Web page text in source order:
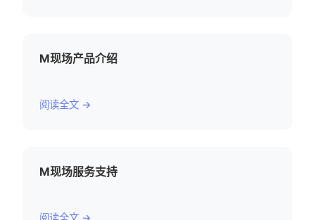
M现场产品介绍
阅读全文 →
M现场服务支持
阅读全文 →